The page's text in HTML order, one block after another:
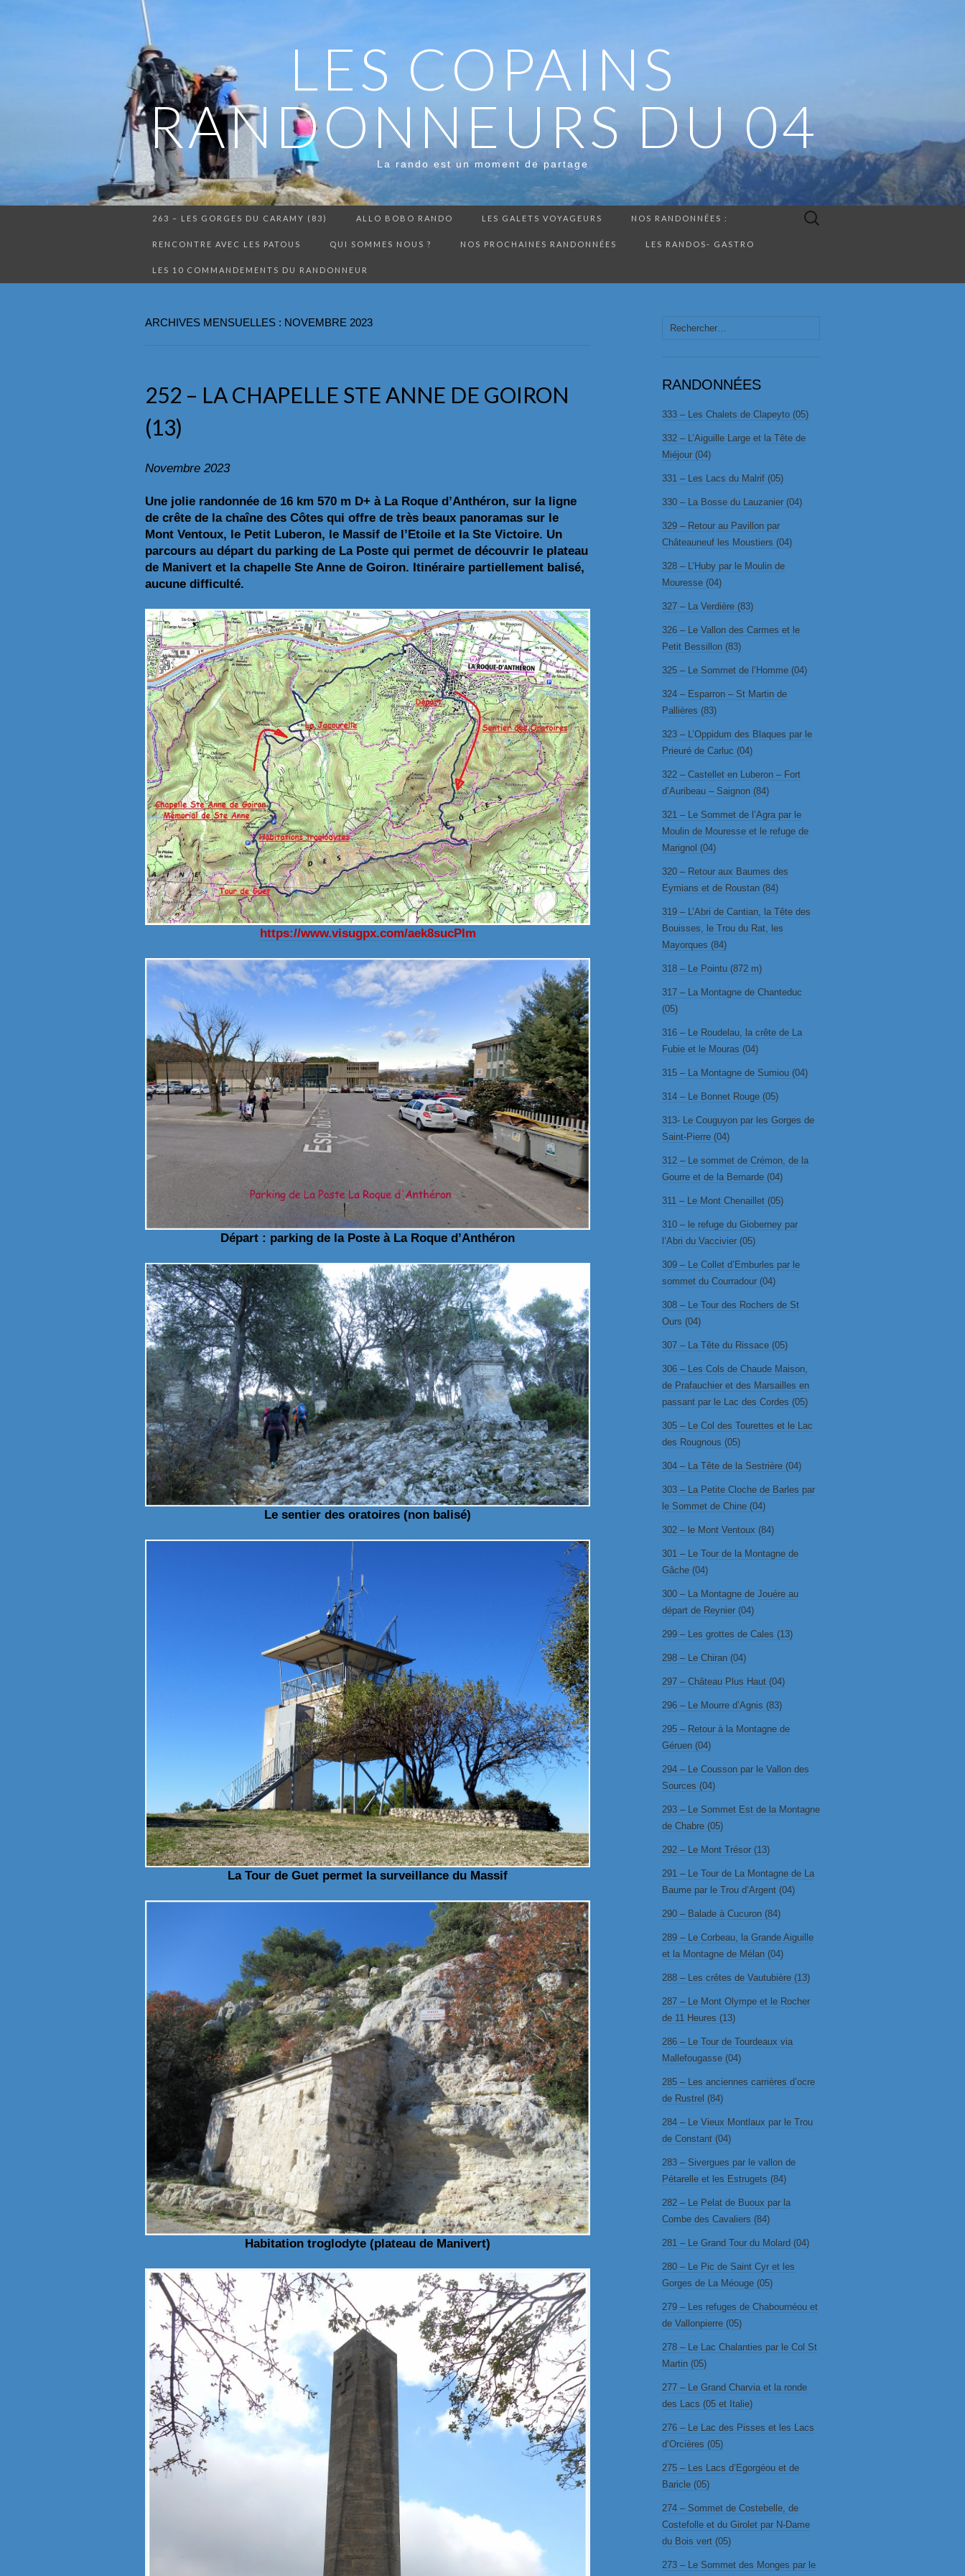
LES COPAINS
RANDONNEURS DU 04
La rando est un moment de partage
263 – LES GORGES DU CARAMY (83) ALLO BOBO RANDO LES GALETS VOYAGEURS NOS RANDONNÉES :
RENCONTRE AVEC LES PATOUS QUI SOMMES NOUS ? NOS PROCHAINES RANDONNÉES LES RANDOS- GASTRO
LES 10 COMMANDEMENTS DU RANDONNEUR
Rechercher :
ARCHIVES MENSUELLES : NOVEMBRE 2023
252 – LA CHAPELLE STE ANNE DE GOIRON
(13)
Novembre 2023
Une jolie randonnée de 16 km 570 m D+ à La Roque d’Anthéron, sur la ligne
de crête de la chaîne des Côtes qui offre de très beaux panoramas sur le
Mont Ventoux, le Petit Luberon, le Massif de l’Etoile et la Ste Victoire. Un
parcours au départ du parking de La Poste qui permet de découvrir le plateau
de Manivert et la chapelle Ste Anne de Goiron. Itinéraire partiellement balisé,
aucune difficulté.
https://www.visugpx.com/aek8sucPlm
Départ : parking de la Poste à La Roque d’Anthéron
Le sentier des oratoires (non balisé)
La Tour de Guet permet la surveillance du Massif
Habitation troglodyte (plateau de Manivert)
Rechercher :
RANDONNÉES
333 – Les Chalets de Clapeyto (05)
332 – L’Aiguille Large et la Tête de
Miéjour (04)
331 – Les Lacs du Malrif (05)
330 – La Bosse du Lauzanier (04)
329 – Retour au Pavillon par
Châteauneuf les Moustiers (04)
328 – L’Huby par le Moulin de
Mouresse (04)
327 – La Verdière (83)
326 – Le Vallon des Carmes et le
Petit Bessillon (83)
325 – Le Sommet de l’Homme (04)
324 – Esparron – St Martin de
Pallières (83)
323 – L’Oppidum des Blaques par le
Prieuré de Carluc (04)
322 – Castellet en Luberon – Fort
d’Auribeau – Saignon (84)
321 – Le Sommet de l’Agra par le
Moulin de Mouresse et le refuge de
Marignol (04)
320 – Retour aux Baumes des
Eymians et de Roustan (84)
319 – L’Abri de Cantian, la Tête des
Bouisses, le Trou du Rat, les
Mayorques (84)
318 – Le Pointu (872 m)
317 – La Montagne de Chanteduc
(05)
316 – Le Roudelau, la crête de La
Fubie et le Mouras (04)
315 – La Montagne de Sumiou (04)
314 – Le Bonnet Rouge (05)
313- Le Couguyon par les Gorges de
Saint-Pierre (04)
312 – Le sommet de Crémon, de la
Gourre et de la Bernarde (04)
311 – Le Mont Chenaillet (05)
310 – le refuge du Gioberney par
l’Abri du Vaccivier (05)
309 – Le Collet d’Emburles par le
sommet du Courradour (04)
308 – Le Tour des Rochers de St
Ours (04)
307 – La Tête du Rissace (05)
306 – Les Cols de Chaude Maison,
de Prafauchier et des Marsailles en
passant par le Lac des Cordes (05)
305 – Le Col des Tourettes et le Lac
des Rougnous (05)
304 – La Tête de la Sestrière (04)
303 – La Petite Cloche de Barles par
le Sommet de Chine (04)
302 – le Mont Ventoux (84)
301 – Le Tour de la Montagne de
Gâche (04)
300 – La Montagne de Jouére au
départ de Reynier (04)
299 – Les grottes de Cales (13)
298 – Le Chiran (04)
297 – Château Plus Haut (04)
296 – Le Mourre d’Agnis (83)
295 – Retour à la Montagne de
Géruen (04)
294 – Le Cousson par le Vallon des
Sources (04)
293 – Le Sommet Est de la Montagne
de Chabre (05)
292 – Le Mont Trésor (13)
291 – Le Tour de La Montagne de La
Baume par le Trou d’Argent (04)
290 – Balade à Cucuron (84)
289 – Le Corbeau, la Grande Aiguille
et la Montagne de Mélan (04)
288 – Les crêtes de Vautubière (13)
287 – Le Mont Olympe et le Rocher
de 11 Heures (13)
286 – Le Tour de Tourdeaux via
Mallefougasse (04)
285 – Les anciennes carrières d’ocre
de Rustrel (84)
284 – Le Vieux Montlaux par le Trou
de Constant (04)
283 – Sivergues par le vallon de
Pétarelle et les Estrugets (84)
282 – Le Pelat de Buoux par la
Combe des Cavaliers (84)
281 – Le Grand Tour du Molard (04)
280 – Le Pic de Saint Cyr et les
Gorges de La Méouge (05)
279 – Les refuges de Chabournéou et
de Vallonpierre (05)
278 – Le Lac Chalanties par le Col St
Martin (05)
277 – Le Grand Charvia et la ronde
des Lacs (05 et Italie)
276 – Le Lac des Pisses et les Lacs
d’Orcières (05)
275 – Les Lacs d’Egorgéou et de
Baricle (05)
274 – Sommet de Costebelle, de
Costefolle et du Girolet par N-Dame
du Bois vert (05)
273 – Le Sommet des Monges par le